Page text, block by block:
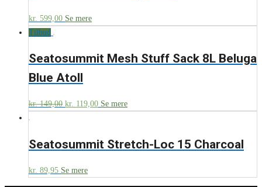
kr. 599,00 Se mere
Tilbud
Seatosummit Mesh Stuff Sack 8L Beluga
Blue Atoll
kr.149,00 kr. 119,00 Se mere
Seatosummit Stretch-Loc 15 Charcoal
kr. 89,95 Se mere